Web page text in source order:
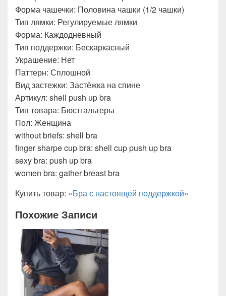
Форма чашечки: Половина чашки (1/2 чашки)
Тип лямки: Регулируемые лямки
Форма: Каждодневный
Тип поддержки: Бескаркасный
Украшение: Нет
Паттерн: Сплошной
Вид застежки: Застёжка на спине
Артикул: shell push up bra
Тип товара: Бюстгальтеры
Пол: Женщина
without briefs: shell bra
finger sharpe cup bra: shell cup push up bra
sexy bra: push up bra
women bra: gather breast bra
Купить товар: «Бра с настоящей поддержкой»
Похожие Записи